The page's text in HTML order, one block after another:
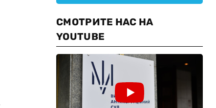
СМОТРИТЕ НАС НА
YOUTUBE